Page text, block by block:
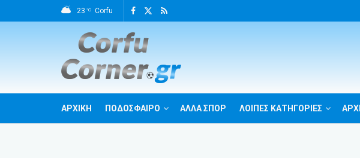
23 °C Corfu
ΑΡΧΙΚΗ ΠΟΔΟΣΦΑΙΡΟ ΑΛΛΑ ΣΠΟΡ ΛΟΙΠΕΣ ΚΑΤΗΓΟΡΙΕΣ